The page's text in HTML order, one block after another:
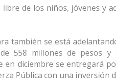
de los niños, jóvenes y
también se está
558 millones de pesos
en diciembre se entregará
Pública con una inversión